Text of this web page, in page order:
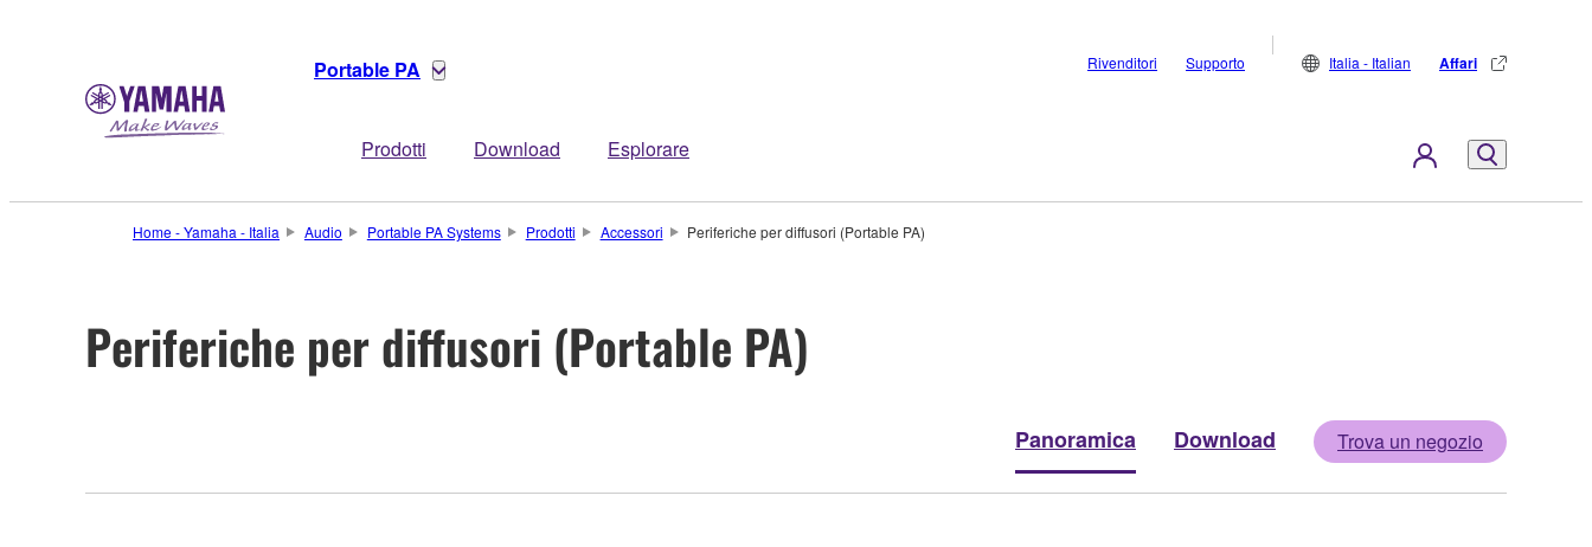
Portable PA
Prodotti Download Esplorare
Rivenditori Supporto Italia - Italian Affari
Home - Yamaha - Italia Audio Portable PA Systems Prodotti Accessori Periferiche per diffusori (Portable PA)
Periferiche per diffusori (Portable PA)
Panoramica Download Trova un negozio